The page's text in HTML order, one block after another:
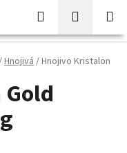
Hľadať
KOŠÍK
Hnojivá/Hnojivo Kristalon